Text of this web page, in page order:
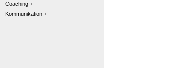
Coaching
Kommunikation